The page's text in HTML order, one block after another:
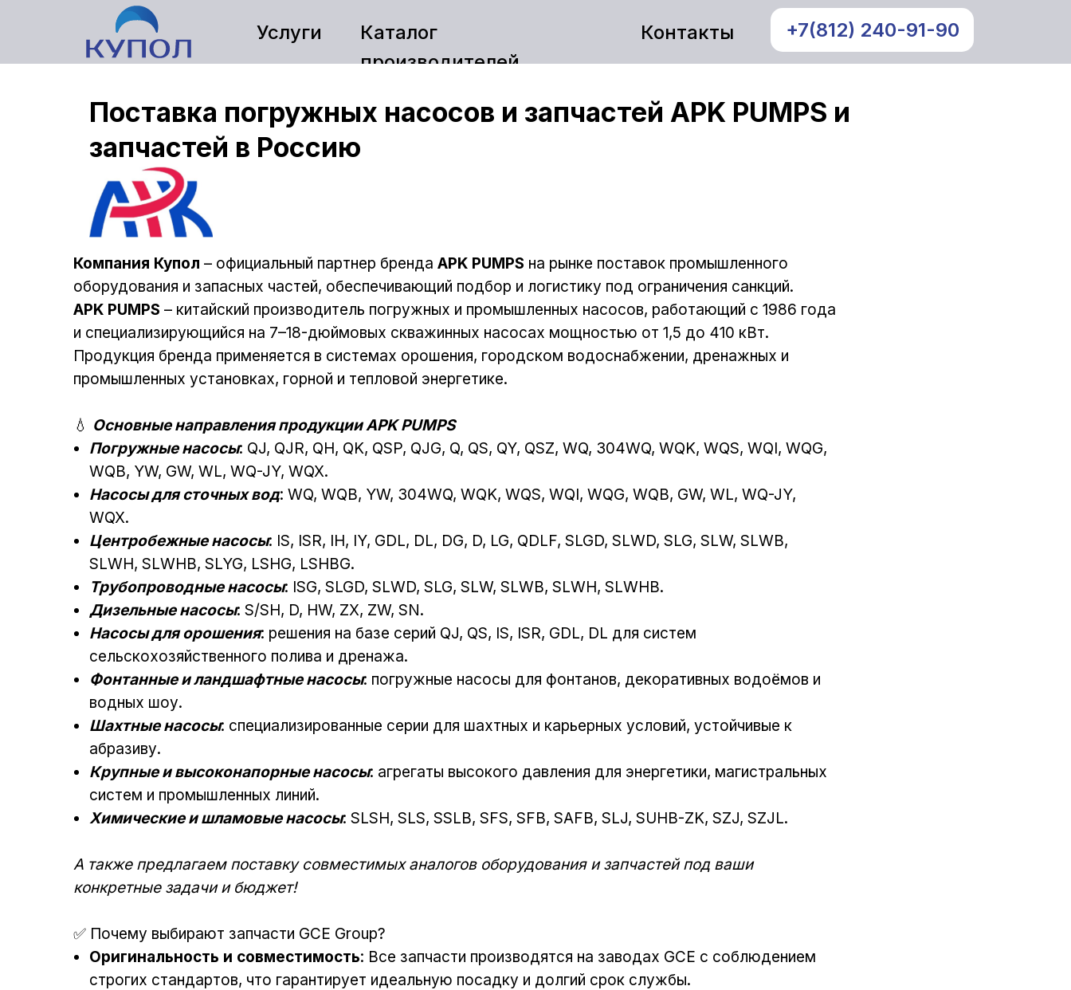
Контакты
Каталог
производителей
Услуги +7(812) 240-91-90
Поставка погружных насосов и запчастей APK PUMPS и
запчастей в Россию
Компания Купол – официальный партнер бренда APK PUMPS на рынке поставок промышленного
оборудования и запасных частей, обеспечивающий подбор и логистику под ограничения санкций.
APK PUMPS – китайский производитель погружных и промышленных насосов, работающий с 1986 года
и специализирующийся на 7–18-дюймовых скважинных насосах мощностью от 1,5 до 410 кВт.
Продукция бренда применяется в системах орошения, городском водоснабжении, дренажных и
промышленных установках, горной и тепловой энергетике.​
💧 Основные направления продукции APK PUMPS
Погружные насосы: QJ, QJR, QH, QK, QSP, QJG, Q, QS, QY, QSZ, WQ, 304WQ, WQK, WQS, WQI, WQG,
WQB, YW, GW, WL, WQ-JY, WQX.
Насосы для сточных вод: WQ, WQB, YW, 304WQ, WQK, WQS, WQI, WQG, WQB, GW, WL, WQ-JY,
WQX.
Центробежные насосы: IS, ISR, IH, IY, GDL, DL, DG, D, LG, QDLF, SLGD, SLWD, SLG, SLW, SLWB,
SLWH, SLWHB, SLYG, LSHG, LSHBG.
Трубопроводные насосы: ISG, SLGD, SLWD, SLG, SLW, SLWB, SLWH, SLWHB.
Дизельные насосы: S/SH, D, HW, ZX, ZW, SN.
Насосы для орошения: решения на базе серий QJ, QS, IS, ISR, GDL, DL для систем
сельскохозяйственного полива и дренажа.
Фонтанные и ландшафтные насосы: погружные насосы для фонтанов, декоративных водоёмов и
водных шоу.
Шахтные насосы: специализированные серии для шахтных и карьерных условий, устойчивые к
абразиву.
Крупные и высоконапорные насосы: агрегаты высокого давления для энергетики, магистральных
систем и промышленных линий.
Химические и шламовые насосы: SLSH, SLS, SSLB, SFS, SFB, SAFB, SLJ, SUHB-ZK, SZJ, SZJL.
А также предлагаем поставку совместимых аналогов оборудования и запчастей под ваши
конкретные задачи и бюджет!
✅ Почему выбирают запчасти GCE Group?
Оригинальность и совместимость: Все запчасти производятся на заводах GCE с соблюдением
строгих стандартов, что гарантирует идеальную посадку и долгий срок службы.